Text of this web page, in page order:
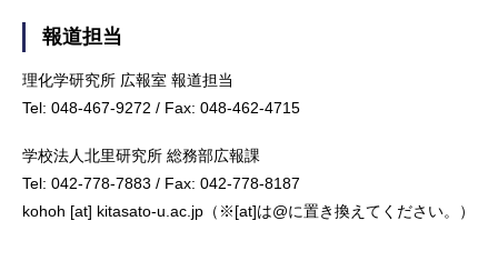
報道担当
理化学研究所 広報室 報道担当
Tel: 048-467-9272 / Fax: 048-462-4715
学校法人北里研究所 総務部広報課
Tel: 042-778-7883 / Fax: 042-778-8187
kohoh [at] kitasato-u.ac.jp（※[at]は@に置き換えてください。）